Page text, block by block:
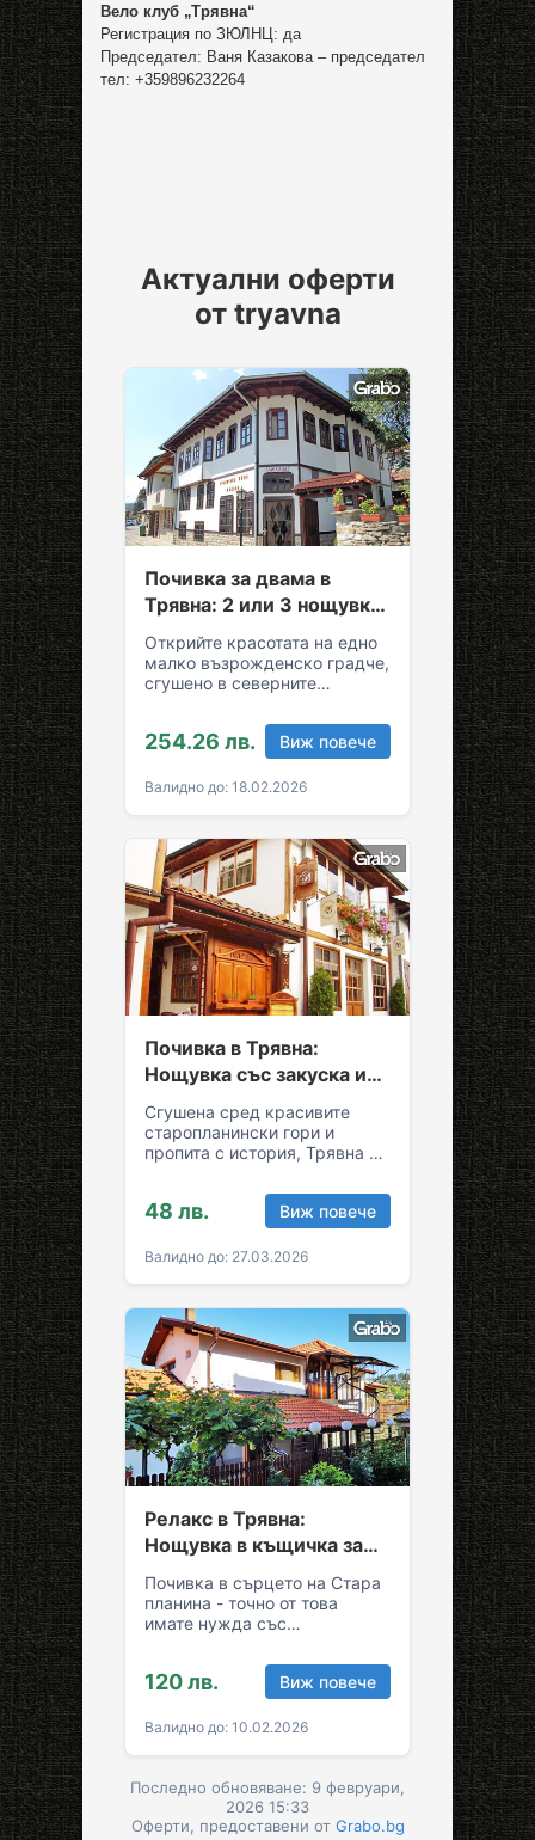
Вело клуб „Трявна“
Регистрация по ЗЮЛНЦ: да
Председател: Ваня Казакова – председател
тел: +359896232264
Актуални оферти
от tryavna
Почивка за двама в
Трявна: 2 или 3 нощувки
със закуски и вечери
Открийте красотата на едно
малко възрожденско градче,
сгушено в северните
За вашия комфортен престой
в Трявна…
254.26 лв. Виж повече
Валидно до: 18.02.2026
Почивка в Трявна:
Нощувка със закуска и
възможност за обяд и
вечеря
Сгушена сред красивите
старопланински гори и
пропита с история, Трявна е
спокойствие и култура!
Грабни ваучер за…
48 лв. Виж повече
Валидно до: 27.03.2026
Релакс в Трявна:
Нощувка в къщичка за
до седем души
Почивка в сърцето на Стара
планина - точно от това
имате нужда със
Съберете свежест и се…
120 лв. Виж повече
Валидно до: 10.02.2026
Последно обновяване: 9 февруари,
2026 15:33
Оферти, предоставени от Grabo.bg